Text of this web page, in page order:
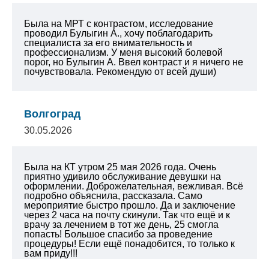
Была на МРТ с контрастом, исследование
проводил Булыгин А., хочу поблагодарить
специалиста за его внимательность и
профессионализм. У меня высокий болевой
порог, но Булыгин А. Ввел контраст и я ничего не
почувствовала. Рекомендую от всей души)
Волгоград
30.05.2026
Была на КТ утром 25 мая 2026 года. Очень
приятно удивило обслуживание девушки на
оформлении. Доброжелательная, вежливая. Всё
подробно объяснила, рассказала. Само
мероприятие быстро прошло. Да и заключение
через 2 часа на почту скинули. Так что ещё и к
врачу за лечением в тот же день, 25 смогла
попасть! Большое спасибо за проведение
процедуры! Если ещё понадобится, то только к
вам приду!!!